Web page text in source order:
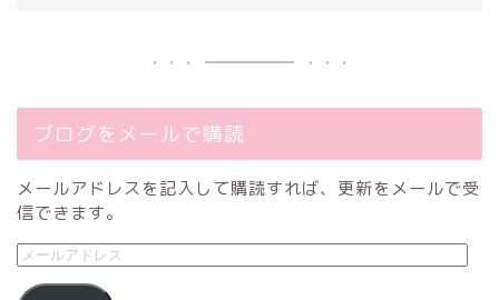
ブログをメールで購読
メールアドレスを記入して購読すれば、更新をメールで受
信できます。